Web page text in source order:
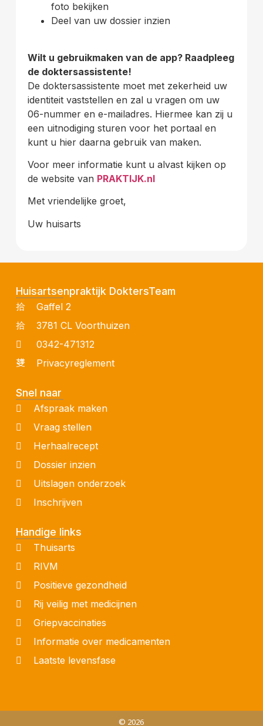
foto bekijken
Deel van uw dossier inzien
Wilt u gebruikmaken van de app? Raadpleeg
de doktersassistente!
De doktersassistente moet met zekerheid uw
identiteit vaststellen en zal u vragen om uw
06-nummer en e-mailadres. Hiermee kan zij u
een uitnodiging sturen voor het portaal en
kunt u hier daarna gebruik van maken.
Voor meer informatie kunt u alvast kijken op
de website van PRAKTIJK.nl
Met vriendelijke groet,
Uw huisarts
Huisartsenpraktijk DoktersTeam
Gaffel 2
3781 CL Voorthuizen
0342-471312
Privacyreglement
Snel naar
Afspraak maken
Vraag stellen
Herhaalrecept
Dossier inzien
Uitslagen onderzoek
Inschrijven
Handige links
Thuisarts
RIVM
Positieve gezondheid
Rij veilig met medicijnen
Griepvaccinaties
Informatie over medicamenten
Laatste levensfase
© 2026